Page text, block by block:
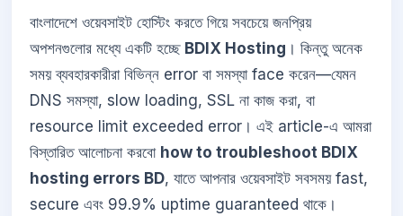
বাংলাদেশে ওয়েবসাইট হোস্টিং করতে গিয়ে সবচেয়ে জনপ্রিয়
অপশনগুলোর মধ্যে একটি হচ্ছে BDIX Hosting । কিন্তু অনেক
সময় ব্যবহারকারীরা বিভিন্ন error বা সমস্যা face করেন—যেমন
DNS সমস্যা, slow loading, SSL না কাজ করা, বা
resource limit exceeded error। এই article-এ আমরা
বিস্তারিত আলোচনা করবো how to troubleshoot BDIX
hosting errors BD, যাতে আপনার ওয়েবসাইট সবসময় fast,
secure এবং 99.9% uptime guaranteed থাকে।